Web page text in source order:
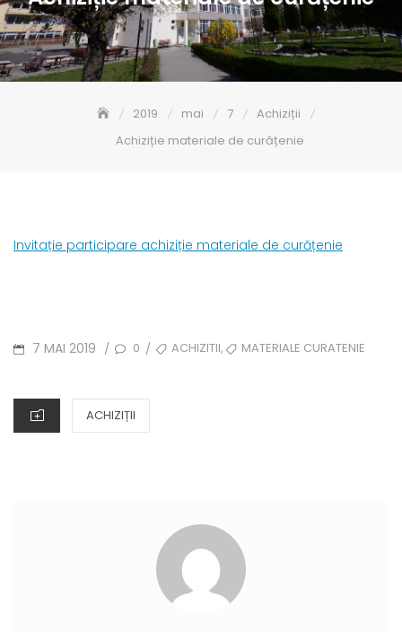
2019 mai 7
Achiziții
Achiziție materiale de curățenie
Invitație participare achiziție materiale de curățenie
POSTED
7 MAI 2019 / 0 / TAGSACHIZITII, MATERIALE CURATENIE
CATEGORIES
ACHIZIȚII